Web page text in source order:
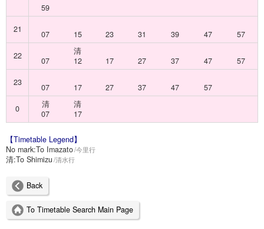
59
21
07 15 23 31 39 47
57
22
07
清
12
17 27 37 47
57
23
07 17 27 37 47
57
0
清
07
清
17
【Timetable Legend】
No mark:To Imazato 今里行
清:To Shimizu 清水行
Back
To Timetable Search Main Page